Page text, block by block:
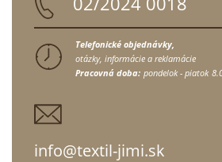
Telefonické objednávky,
otázky, informácie a reklamácie
Pracovná doba: pondelok - piatok
info@textil-jimi.sk